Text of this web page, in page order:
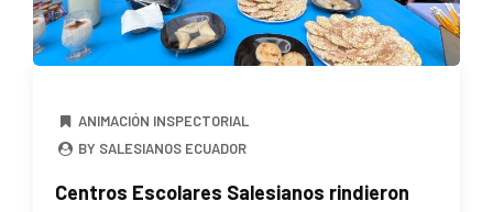
ANIMACIÓN INSPECTORIAL
BY SALESIANOS ECUADOR
Centros Escolares Salesianos rindieron